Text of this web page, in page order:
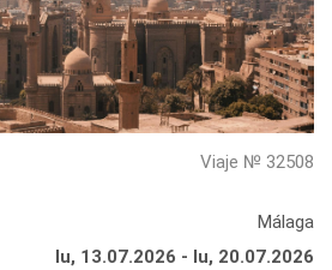
Viaje № 32508
Málaga
lu, 13.07.2026 - lu, 20.07.2026